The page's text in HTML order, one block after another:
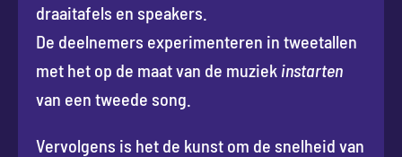
draaitafels en speakers.
De deelnemers experimenteren in tweetallen
met het op de maat van de muziek instarten
van een tweede song.
Vervolgens is het de kunst om de snelheid van